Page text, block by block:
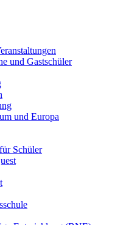
und Gastschüler
und Europa
Schüler